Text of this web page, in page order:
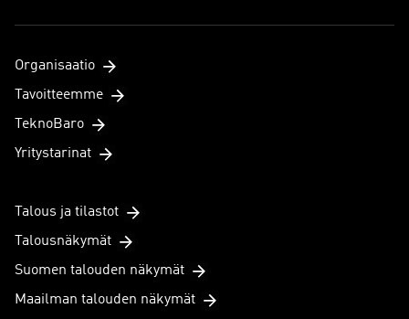
Organisaatio
Tavoitteemme
TeknoBaro
Yritystarinat
Talous ja tilastot
Talousnäkymät
Suomen talouden näkymät
Maailman talouden näkymät